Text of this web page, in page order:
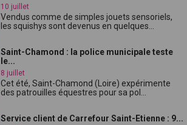
10 juillet
Vendus comme de simples jouets sensoriels,
les squishys sont devenus en quelques...
Saint-Chamond : la police municipale teste
le...
8 juillet
Cet été, Saint-Chamond (Loire) expérimente
des patrouilles équestres pour sa pol...
Service client de Carrefour Saint-Etienne : 9...